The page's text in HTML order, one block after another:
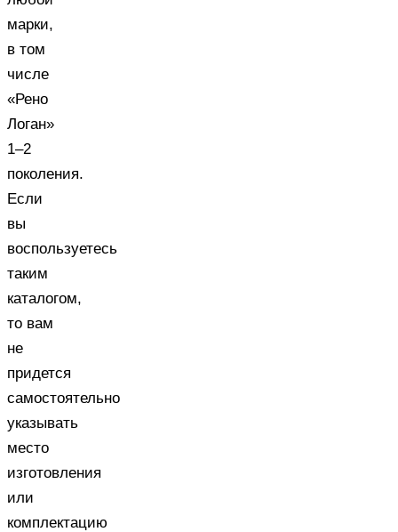
марки,
в том
числе
«Рено
Логан»
1–2
поколения.
Если
вы
воспользуетесь
таким
каталогом,
то вам
не
придется
самостоятельно
указывать
место
изготовления
или
комплектацию